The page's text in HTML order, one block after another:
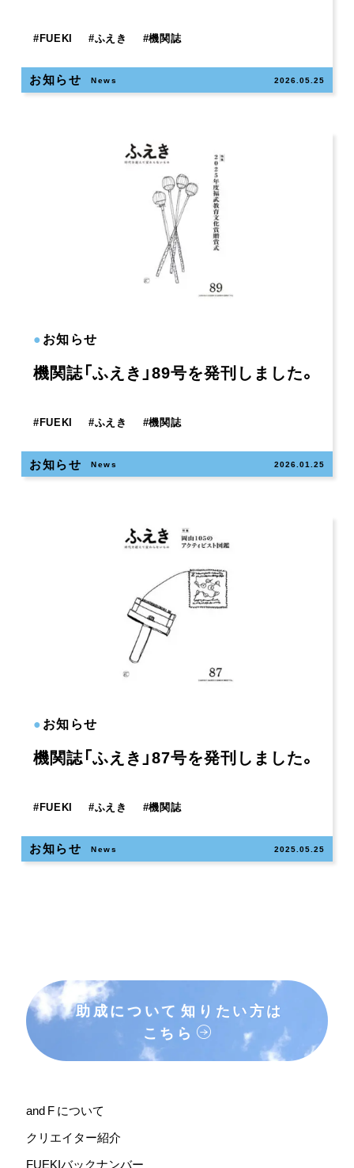
#FUEKI #ふえき #機関誌
お知らせ News 2026.05.25
●お知らせ
機関誌「ふえき」89号を発刊しました。
#FUEKI #ふえき #機関誌
お知らせ News 2026.01.25
●お知らせ
機関誌「ふえき」87号を発刊しました。
#FUEKI #ふえき #機関誌
お知らせ News 2025.05.25
助成について 知りたい方は
こちら
and F について
クリエイター紹介
FUEKIバックナンバー